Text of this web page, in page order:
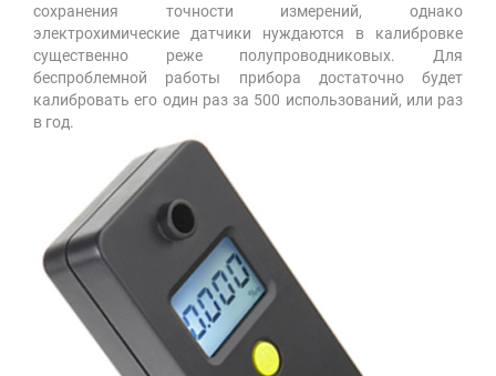
сохранения точности измерений, однако
электрохимические датчики нуждаются в калибровке
существенно реже полупроводниковых. Для
беспроблемной работы прибора достаточно будет
калибровать его один раз за 500 использований, или раз
в год.